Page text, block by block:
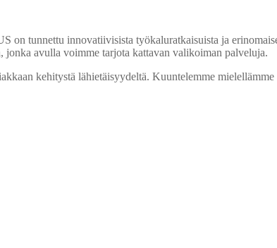
tunnettu innovatiivisista työkaluratkaisuista ja
avulla voimme tarjota kattavan valikoiman palveluja.
kehitystä lähietäisyydeltä. Kuuntelemme